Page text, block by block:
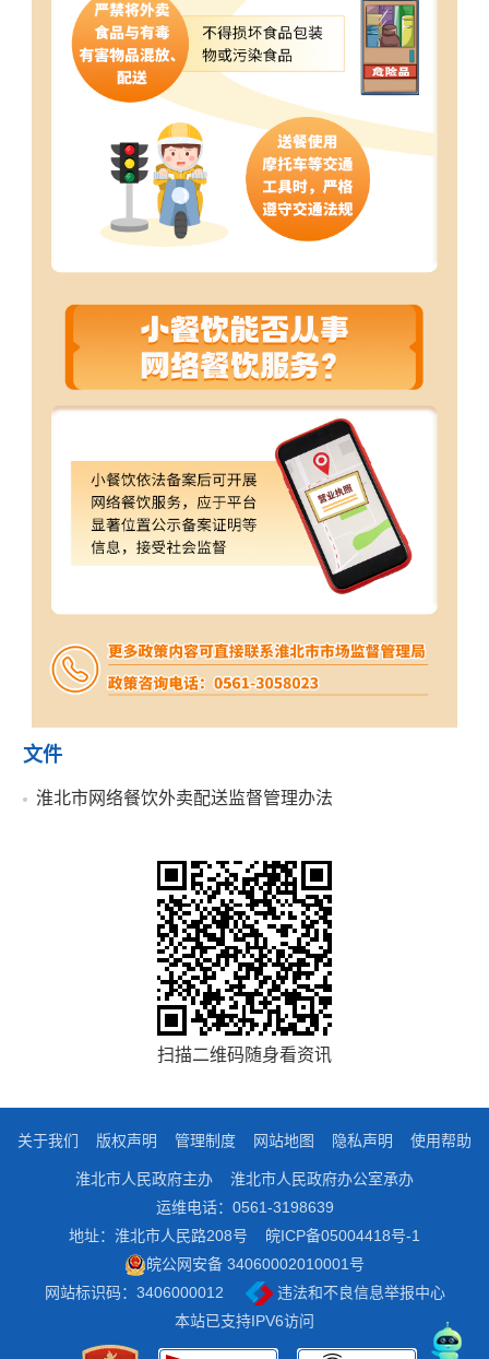
文件
淮北市网络餐饮外卖配送监督管理办法
扫描二维码随身看资讯
关于我们 版权声明 管理制度 网站地图 隐私声明 使用帮助
淮北市人民政府主办
淮北市人民政府办公室承办
运维电话：0561-3198639
地址：淮北市人民路208号
皖ICP备05004418号-1
皖公网安备 34060002010001号
网站标识码：3406000012
违法和不良信息举报中心
本站已支持IPV6访问